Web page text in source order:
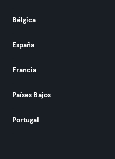
Bélgica
España
Francia
Países Bajos
Portugal